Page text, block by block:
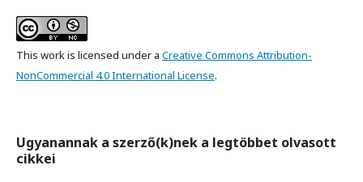
This work is licensed under a Creative Commons Attribution-
NonCommercial 4.0 International License.
Ugyanannak a szerző(k)nek a legtöbbet olvasott
cikkei